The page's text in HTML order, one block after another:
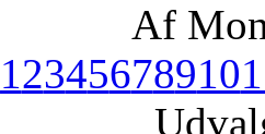
Af
12345678910